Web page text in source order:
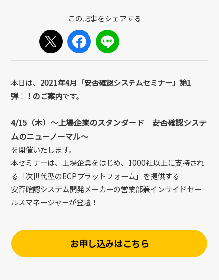
本日は、 2021年4月「安否確認システムセミナー」第1
弾！！のご案内です。
4/15（木）～上場企業のスタンダード 安否確認システ
ムのニューノーマル～
を開催いたします。
本セミナーは、上場企業をはじめ、1000社以上に支持され
る「次世代型のBCPプラットフォーム」を提供する
安否確認システム開発メーカーの営業部兼インサイドセー
ルスマネージャーが登壇！
お申し込みはこちら